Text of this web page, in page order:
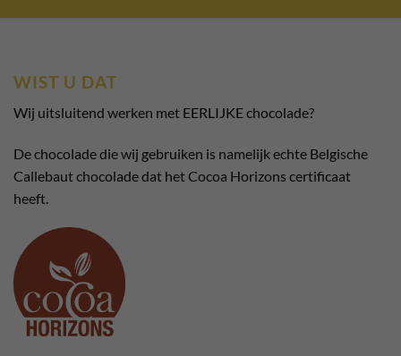
WIST U DAT
Wij uitsluitend werken met EERLIJKE chocolade?
De chocolade die wij gebruiken is namelijk echte Belgische
Callebaut chocolade dat het Cocoa Horizons certificaat
heeft.